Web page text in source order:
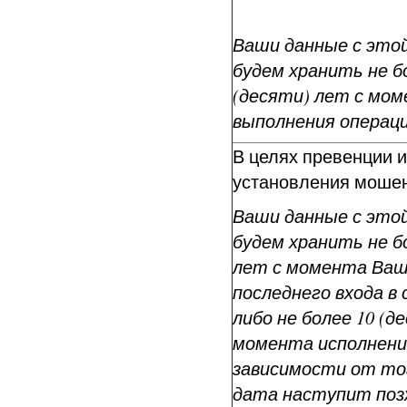
Ваши данные с
будем хранить не
(десяти) лет с
выполнения
В целях превенции и
установления
Ваши данные с
будем хранить не
лет с момента
последнего входа в
либо не более 10
момента
зависимости от
дата наступит